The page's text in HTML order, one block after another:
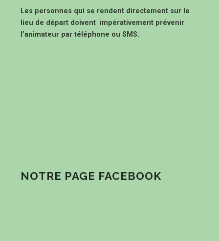
Les personnes qui se rendent directement sur le
lieu de départ doivent impérativement prévenir
l’animateur par téléphone ou SMS.
NOTRE PAGE FACEBOOK